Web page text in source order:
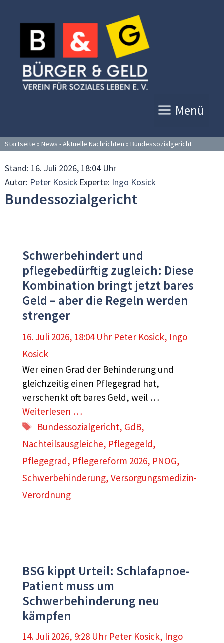
Inhalt
springen
Menü
Startseite » News - Aktuelle Nachrichten » Bundessozialgericht
Stand: 16. Juli 2026, 18:04 Uhr
Autor: Peter Kosick Experte: Ingo Kosick
Bundessozialgericht
Schwerbehindert und
pflegebedürftig zugleich: Diese
Kombination bringt jetzt bares
Geld – aber die Regeln werden
strenger
16. Juli 2026, 18:04 Uhr Peter Kosick, Ingo
Kosick
Wer einen Grad der Behinderung und
gleichzeitig einen Pflegegrad hat,
verschenkt oft bares Geld, weil …
Weiterlesen …
Schlagwörter
Bundessozialgericht, GdB,
Nachteilsausgleiche, Pflegegeld,
Pflegegrad, Pflegereform 2026, PNOG,
Schwerbehinderung, Versorgungsmedizin-
Verordnung
BSG kippt Urteil: Schlafapnoe-
Patient muss um
Schwerbehinderung neu
kämpfen
14. Juli 2026, 9:28 Uhr Peter Kosick, Ingo